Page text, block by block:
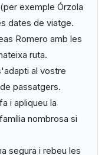
exemple Órzola
dates de viatge.
Romero amb les
ruta.
al vostre
passatgers.
i apliqueu la
nombrosa si
segura i rebeu les